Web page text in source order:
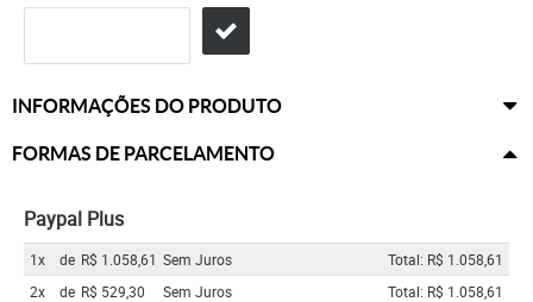
INFORMAÇÕES DO PRODUTO
FORMAS DE PARCELAMENTO
Paypal Plus
1x de R$ 1.058,61 Sem Juros
Total: R$ 1.058,61
2x
de R$ 529,30 Sem Juros
Total: R$ 1.058,61